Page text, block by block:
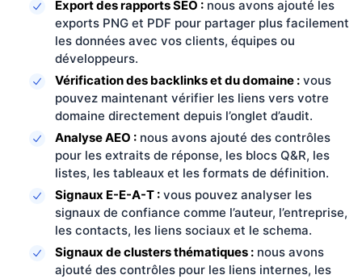
Export des rapports SEO : nous avons ajouté les
exports PNG et PDF pour partager plus facilement
les données avec vos clients, équipes ou
développeurs.
Vérification des backlinks et du domaine : vous
pouvez maintenant vérifier les liens vers votre
domaine directement depuis l’onglet d’audit.
Analyse AEO : nous avons ajouté des contrôles
pour les extraits de réponse, les blocs Q&R, les
listes, les tableaux et les formats de définition.
Signaux E-E-A-T : vous pouvez analyser les
signaux de confiance comme l’auteur, l’entreprise,
les contacts, les liens sociaux et le schema.
Signaux de clusters thématiques : nous avons
ajouté des contrôles pour les liens internes, les